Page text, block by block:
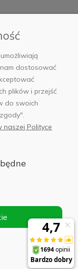
własnością:
176, NIP
imodules
dostosować
plików i przejść
do swoich
naszej Polityce